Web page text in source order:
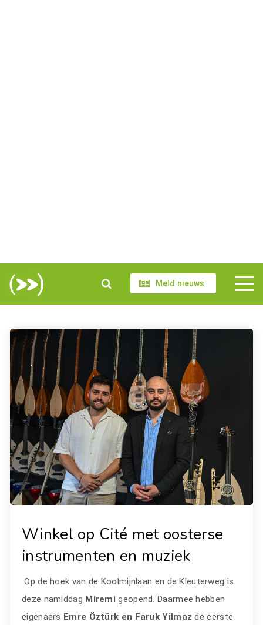
Meld nieuws
Winkel op Cité met oosterse
instrumenten en muziek
Op de hoek van de Koolmijnlaan en de Kleuterweg is
deze namiddag Miremigeopend. Daarmee hebben
eigenaars Emre Öztürk en Faruk Yilmazde eerste